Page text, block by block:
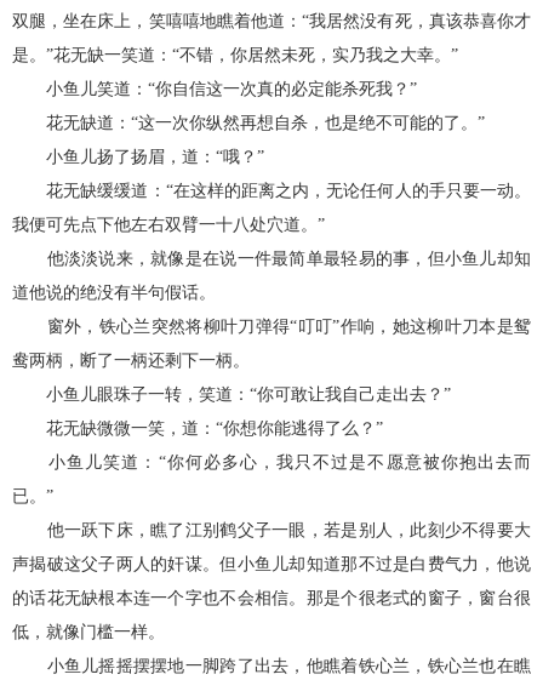
双腿，坐在床上，笑嘻嘻地瞧着他道：“我居然没有死，真该恭喜你才
是。”花无缺一笑道：“不错，你居然未死，实乃我之大幸。”
小鱼儿笑道：“你自信这一次真的必定能杀死我？”
花无缺道：“这一次你纵然再想自杀，也是绝不可能的了。”
小鱼儿扬了扬眉，道：“哦？”
花无缺缓缓道：“在这样的距离之内，无论任何人的手只要一动。
我便可先点下他左右双臂一十八处穴道。”
他淡淡说来，就像是在说一件最简单最轻易的事，但小鱼儿却知
道他说的绝没有半句假话。
窗外，铁心兰突然将柳叶刀弹得“叮叮”作响，她这柳叶刀本是鸳
鸯两柄，断了一柄还剩下一柄。
小鱼儿眼珠子一转，笑道：“你可敢让我自己走出去？”
花无缺微微一笑，道：“你想你能逃得了么？”
小鱼儿笑道：“你何必多心，我只不过是不愿意被你抱出去而
已。”
他一跃下床，瞧了江别鹤父子一眼，若是别人，此刻少不得要大
声揭破这父子两人的奸谋。但小鱼儿却知道那不过是白费气力，他说
的话花无缺根本连一个字也不会相信。那是个很老式的窗子，窗台很
低，就像门槛一样。
小鱼儿摇摇摆摆地一脚跨了出去，他瞧着铁心兰，铁心兰也在瞧